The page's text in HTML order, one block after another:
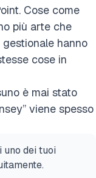
Cose come
più arte che
hanno
cose in
è mai stato
viene spesso
dei tuoi